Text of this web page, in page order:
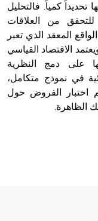
تحديداً كمياً. فالتحليل
للتحقق من العلاقات
المعقد الذي تعبر
الاقتصاد القياسي
على دمج النظرية
في نموذج متكامل،
اختبار الفروض حول
الظاهرة.